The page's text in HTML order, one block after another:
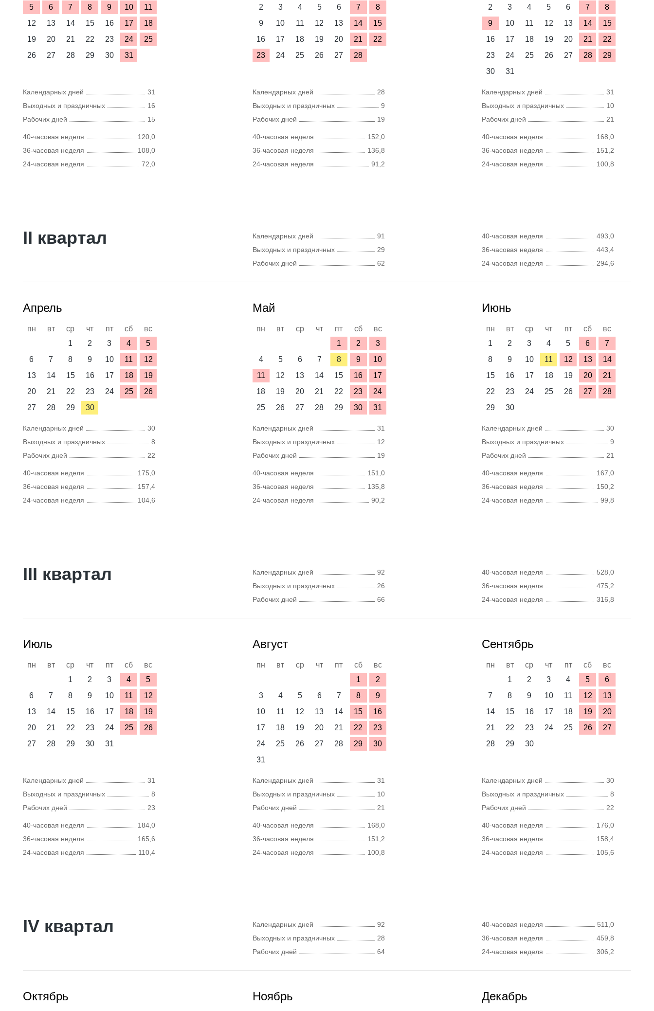
5
6 7 8 9 10
11
12
13 14 15 16 17
18
19
20 21 22 23 24
25
26
27 28 29 30 31
Календарных дней
31
Выходных и праздничных
16
Рабочих дней
15
40-часовая неделя
120,0
36-часовая неделя
108,0
24-часовая неделя
72,0
2
3 4 5 6 7
8
9
10 11 12 13 14
15
16
17 18 19 20 21
22
23
24 25 26 27 28
Календарных дней
28
Выходных и праздничных
9
Рабочих дней
19
40-часовая неделя
152,0
36-часовая неделя
136,8
24-часовая неделя
91,2
2
3 4 5 6 7
8
9
10 11 12 13 14
15
16
17 18 19 20 21
22
23
24 25 26 27 28
29
30
31
Календарных дней
31
Выходных и праздничных
10
Рабочих дней
21
40-часовая неделя
168,0
36-часовая неделя
151,2
24-часовая неделя
100,8
II квартал Календарных дней
91
Выходных и праздничных
29
Рабочих дней
62
40-часовая неделя
493,0
36-часовая неделя
443,4
24-часовая неделя
294,6
Апрель
пн вт ср чт пт сб
вс
1
2 3 4
5
6
7 8 9 10 11
12
13
14 15 16 17 18
19
20
21 22 23 24 25
26
27
28 29 30
Календарных дней
30
Выходных и праздничных
8
Рабочих дней
22
40-часовая неделя
175,0
36-часовая неделя
157,4
24-часовая неделя
104,6
Май
пн вт ср чт пт сб
вс
1
2
3
4
5 6 7 8 9
10
11
12 13 14 15 16
17
18
19 20 21 22 23
24
25
26 27 28 29 30 31
Календарных дней
31
Выходных и праздничных
12
Рабочих дней
19
40-часовая неделя
151,0
36-часовая неделя
135,8
24-часовая неделя
90,2
Июнь
пн вт ср чт пт сб
вс
1
2 3 4 5 6
7
8
9 10 11 12 13
14
15
16 17 18 19 20
21
22
23 24 25 26 27
28
29
30
Календарных дней
30
Выходных и праздничных
9
Рабочих дней
21
40-часовая неделя
167,0
36-часовая неделя
150,2
24-часовая неделя
99,8
III квартал Календарных дней
92
Выходных и праздничных
26
Рабочих дней
66
40-часовая неделя
528,0
36-часовая неделя
475,2
24-часовая неделя
316,8
Июль
пн вт ср чт пт сб
вс
1
2 3 4
5
6
7 8 9 10 11
12
13
14 15 16 17 18
19
20
21 22 23 24 25
26
27
28 29 30 31
Календарных дней
31
Выходных и праздничных
8
Рабочих дней
23
40-часовая неделя
184,0
36-часовая неделя
165,6
24-часовая неделя
110,4
Август
пн вт ср чт пт сб
вс
1
2
3
4 5 6 7 8
9
10
11 12 13 14 15
16
17
18 19 20 21 22
23
24
25 26 27 28 29
30
31
Календарных дней
31
Выходных и праздничных
10
Рабочих дней
21
40-часовая неделя
168,0
36-часовая неделя
151,2
24-часовая неделя
100,8
Сентябрь
пн вт ср чт пт сб
вс
1
2 3 4 5
6
7
8 9 10 11 12
13
14
15 16 17 18 19
20
21
22 23 24 25 26
27
28
29 30
Календарных дней
30
Выходных и праздничных
8
Рабочих дней
22
40-часовая неделя
176,0
36-часовая неделя
158,4
24-часовая неделя
105,6
IV квартал Календарных дней
92
Выходных и праздничных
28
Рабочих дней
64
40-часовая неделя
511,0
36-часовая неделя
459,8
24-часовая неделя
306,2
Октябрь Ноябрь Декабрь